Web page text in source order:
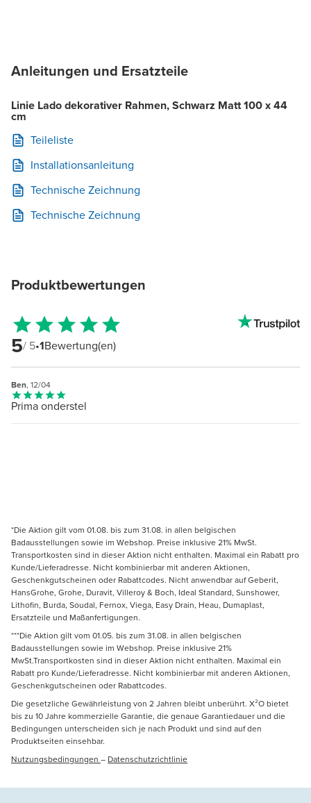
Anleitungen und Ersatzteile
Linie Lado dekorativer Rahmen, Schwarz Matt 100 x 44
cm
Teileliste
Installationsanleitung
Technische Zeichnung
Technische Zeichnung
Produktbewertungen
5/ 5•1Bewertung(en)
Ben, 12/04
Prima onderstel
*Die Aktion gilt vom 01.08. bis zum 31.08. in allen belgischen
Badausstellungen sowie im Webshop. Preise inklusive 21% MwSt.
Transportkosten sind in dieser Aktion nicht enthalten. Maximal ein Rabatt pro
Kunde/Lieferadresse. Nicht kombinierbar mit anderen Aktionen,
Geschenkgutscheinen oder Rabattcodes. Nicht anwendbar auf Geberit,
HansGrohe, Grohe, Duravit, Villeroy & Boch, Ideal Standard, Sunshower,
Lithofin, Burda, Soudal, Fernox, Viega, Easy Drain, Heau, Dumaplast,
Ersatzteile und Maßanfertigungen.
***Die Aktion gilt vom 01.05. bis zum 31.08. in allen belgischen
Badausstellungen sowie im Webshop. Preise inklusive 21%
MwSt.Transportkosten sind in dieser Aktion nicht enthalten. Maximal ein
Rabatt pro Kunde/Lieferadresse. Nicht kombinierbar mit anderen Aktionen,
Geschenkgutscheinen oder Rabattcodes.
Die gesetzliche Gewährleistung von 2 Jahren bleibt unberührt. X²O bietet
bis zu 10 Jahre kommerzielle Garantie, die genaue Garantiedauer und die
Bedingungen unterscheiden sich je nach Produkt und sind auf den
Produktseiten einsehbar.
Nutzungsbedingungen – Datenschutzrichtlinie